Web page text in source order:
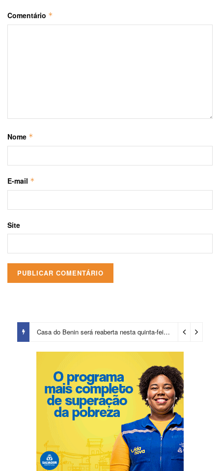
Comentário *
Nome *
E-mail *
Site
Casa do Benin será reaberta nesta quinta-feira (6) 1 dia ago